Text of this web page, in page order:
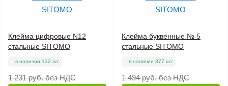
Клейма цифровые N12
стальные SITOMO
в наличии 132 шт.
1 231 руб.без НДС
Клейма буквенные № 5
стальные SITOMO
в наличии 377 шт.
1 494 руб.без НДС